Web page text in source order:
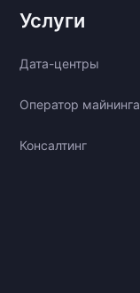
Услуги
Дата-центры
Оператор майнинга
Консалтинг